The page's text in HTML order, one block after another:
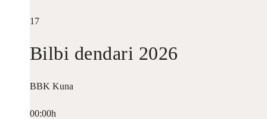
17
Bilbi dendari 2026
BBK Kuna
00:00h